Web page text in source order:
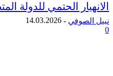
الحتمي للدولة المتضخمة
-
14.03.2026